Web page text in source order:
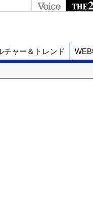
チャー＆トレンド